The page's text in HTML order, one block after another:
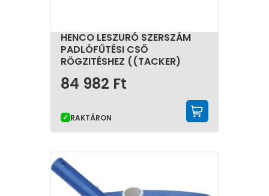
HENCO LESZURÓ SZERSZÁM
PADLÓFŰTÉSI CSŐ
RÖGZITÉSHEZ ((TACKER)
84 982 Ft
RAKTÁRON